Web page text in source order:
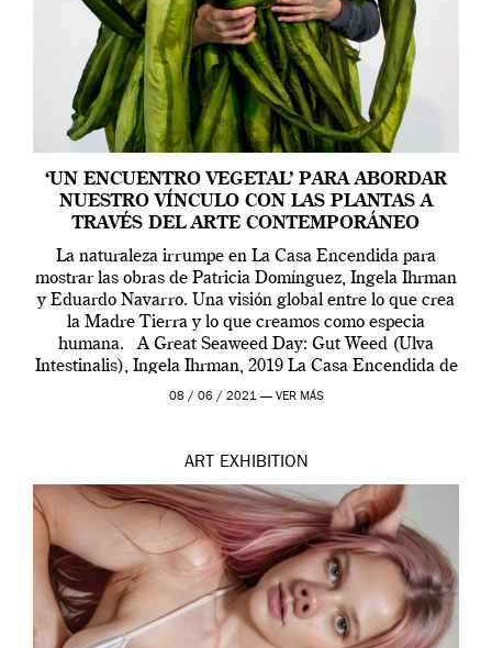
‘UN ENCUENTRO VEGETAL’ PARA ABORDAR
NUESTRO VÍNCULO CON LAS PLANTAS A
TRAVÉS DEL ARTE CONTEMPORÁNEO
La naturaleza irrumpe en La Casa Encendida para
mostrar las obras de Patricia Domínguez, Ingela Ihrman
y Eduardo Navarro. Una visión global entre lo que crea
la Madre Tierra y lo que creamos como especia
humana. A Great Seaweed Day: Gut Weed (Ulva
Intestinalis), Ingela Ihrman, 2019 La Casa Encendida de
Madrid y la Wellcome […]
08 / 06 / 2021 — VER MÁS
ART EXHIBITION